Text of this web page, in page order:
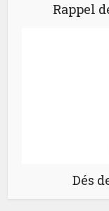
Rappel
Dés